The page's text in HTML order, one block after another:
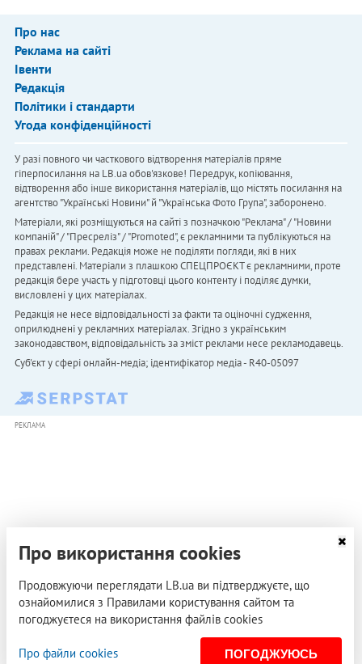
Про нас
Реклама на сайті
Івенти
Редакція
Політики і стандарти
Угода конфіденційності
У разі повного чи часткового відтворення матеріалів пряме
гіперпосилання на LB.ua обов'язкове! Передрук, копіювання,
відтворення або інше використання матеріалів, що містять посилання на
агентство "Українськi Новини" й "Українська Фото Група", заборонено.
Матеріали, які розміщуються на сайті з позначкою "Реклама" / "Новини
компаній" / "Пресреліз" / "Promoted", є рекламними та публікуються на
правах реклами. Редакція може не поділяти погляди, які в них
представлені. Матеріали з плашкою СПЕЦПРОЄКТ є рекламними, проте
редакція бере участь у підготовці цього контенту і поділяє думки,
висловлені у цих матеріалах.
Редакція не несе відповідальності за факти та оціночні судження,
оприлюднені у рекламних матеріалах. Згідно з українським
законодавством, відповідальність за зміст реклами несе рекламодавець.
Cуб'єкт у сфері онлайн-медіа; ідентифікатор медіа - R40-05097
РЕКЛАМА
Про використання cookies
Продовжуючи переглядати LB.ua ви підтверджуєте, що
ознайомилися з Правилами користування сайтом та
погоджуєтеся на використання файлів cookies
Про файли cookies ПОГОДЖУЮСЬ